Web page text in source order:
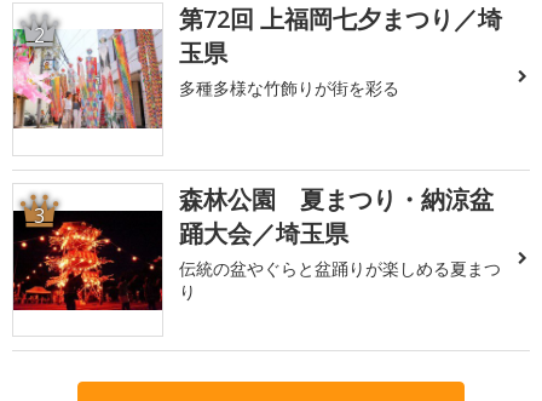
2
第72回 上福岡七夕まつり／埼
玉県
多種多様な竹飾りが街を彩る
3
森林公園 夏まつり・納涼盆
踊大会／埼玉県
伝統の盆やぐらと盆踊りが楽しめる夏まつ
り